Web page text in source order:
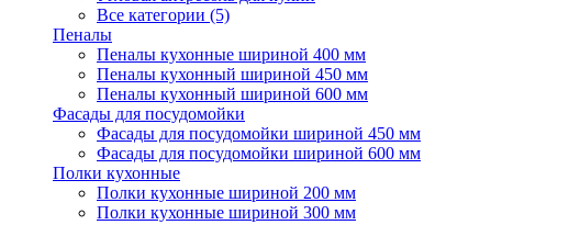
Все категории (5)
Пеналы
Пеналы кухонные шириной 400 мм
Пеналы кухонный шириной 450 мм
Пеналы кухонный шириной 600 мм
Фасады для посудомойки
Фасады для посудомойки шириной 450 мм
Фасады для посудомойки шириной 600 мм
Полки кухонные
Полки кухонные шириной 200 мм
Полки кухонные шириной 300 мм